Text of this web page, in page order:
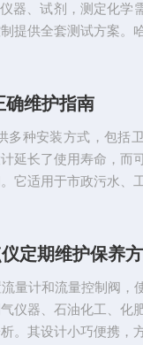
器、试剂，测定化学
提供全套测试方案。
计大幅简化了检测流
确维护指南
多种安装方式，包括
延长了使用寿命，而
它适用于市政污水、
精度至关重要。附着
中可能...
定期维护保养
量计和流量控制阀，
仪器、石油化工、化
。其设计小巧便携，